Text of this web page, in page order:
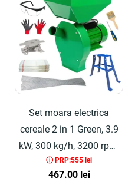
Set moara electrica
cereale 2 in 1 Green, 3.9
kW, 300 kg/h, 3200 rpm,
tambur 20 ciocanele,
bobinaj 100% cupru,
ⓘ PRP:555 lei
467.00 lei